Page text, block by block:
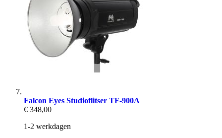
Falcon Eyes Studioflitser TF-900A
€ 348,00
1-2 werkdagen